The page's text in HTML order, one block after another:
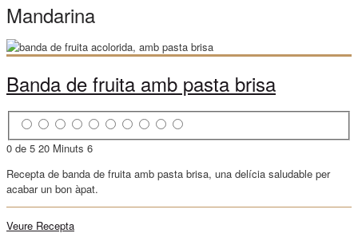
Mandarina
Banda de fruita amb pasta brisa
0 de 5 20 Minuts 6
Recepta de banda de fruita amb pasta brisa, una delícia saludable per
acabar un bon àpat.
Veure Recepta